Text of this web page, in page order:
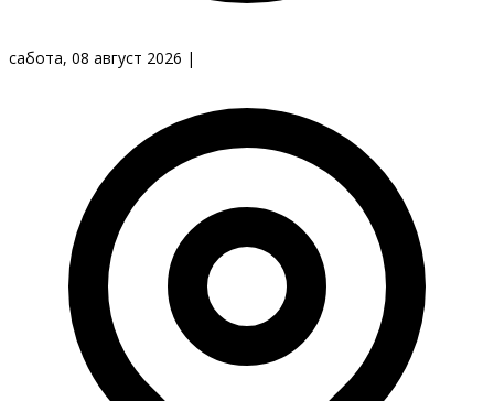
сабота, 08 август 2026 |